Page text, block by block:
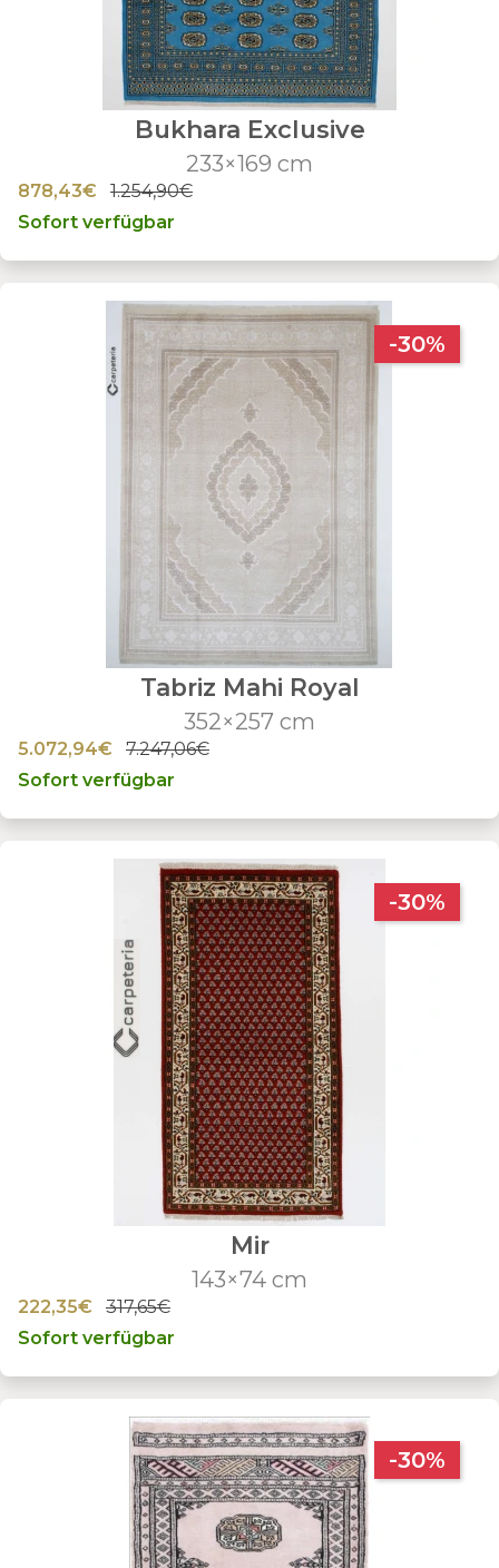
Bukhara Exclusive
233×169 cm
878,43€
1.254,90€
Sofort verfügbar
-30%
Tabriz Mahi Royal
352×257 cm
5.072,94€
7.247,06€
Sofort verfügbar
-30%
Mir
143×74 cm
222,35€
317,65€
Sofort verfügbar
-30%